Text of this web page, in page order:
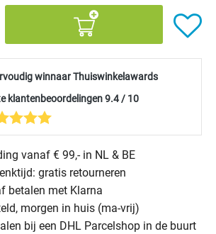
winnaar Thuiswinkelawards
klantenbeoordelingen 9.4 / 10
vanaf € 99,- in NL & BE
gratis retourneren
betalen met Klarna
morgen in huis (ma-vrij)
bij een DHL Parcelshop in de buurt